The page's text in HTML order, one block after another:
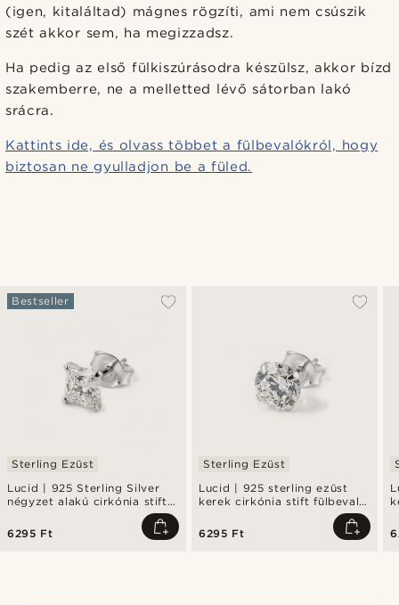
(igen, kitaláltad) mágnes rögzíti, ami nem csúszik
szét akkor sem, ha megizzadsz.
Ha pedig az első fülkiszúrásodra készülsz, akkor bízd
szakemberre, ne a melletted lévő sátorban lakó
srácra.
Kattints ide, és olvass többet a fülbevalókról, hogy
biztosan ne gyulladjon be a füled.
Lucid | 925 Sterling Silver
négyzet alakú cirkónia stift
Bestseller
Sterling Ezüst
6295 Ft
Lucid | 925 sterling ezüst
kerek cirkónia stift fülbevaló
Sterling Ezüst
6295 Ft